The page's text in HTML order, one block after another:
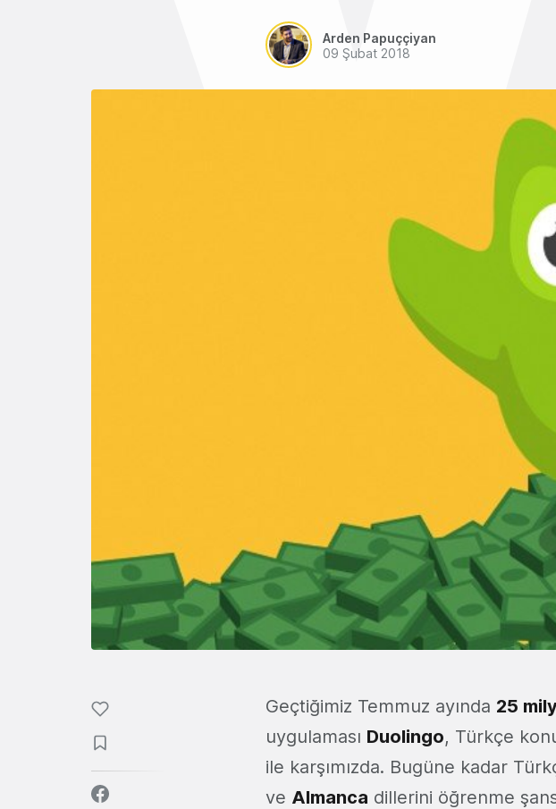
Arden Papuççiyan
09 Şubat 2018
Geçtiğimiz Temmuz ayında 25
uygulaması Duolingo, Türkçe
ile karşımızda. Bugüne kadar
ve Almanca dillerini öğrenme